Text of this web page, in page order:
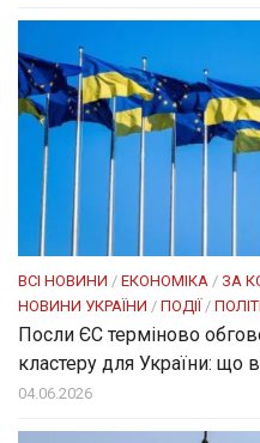
ВСІ НОВИНИ / ЕКОНОМІКА / ЗА
НОВИНИ УКРАЇНИ / ПОДІЇ/
Посли ЄC терміново
кластеру для України: що
04.06.2026